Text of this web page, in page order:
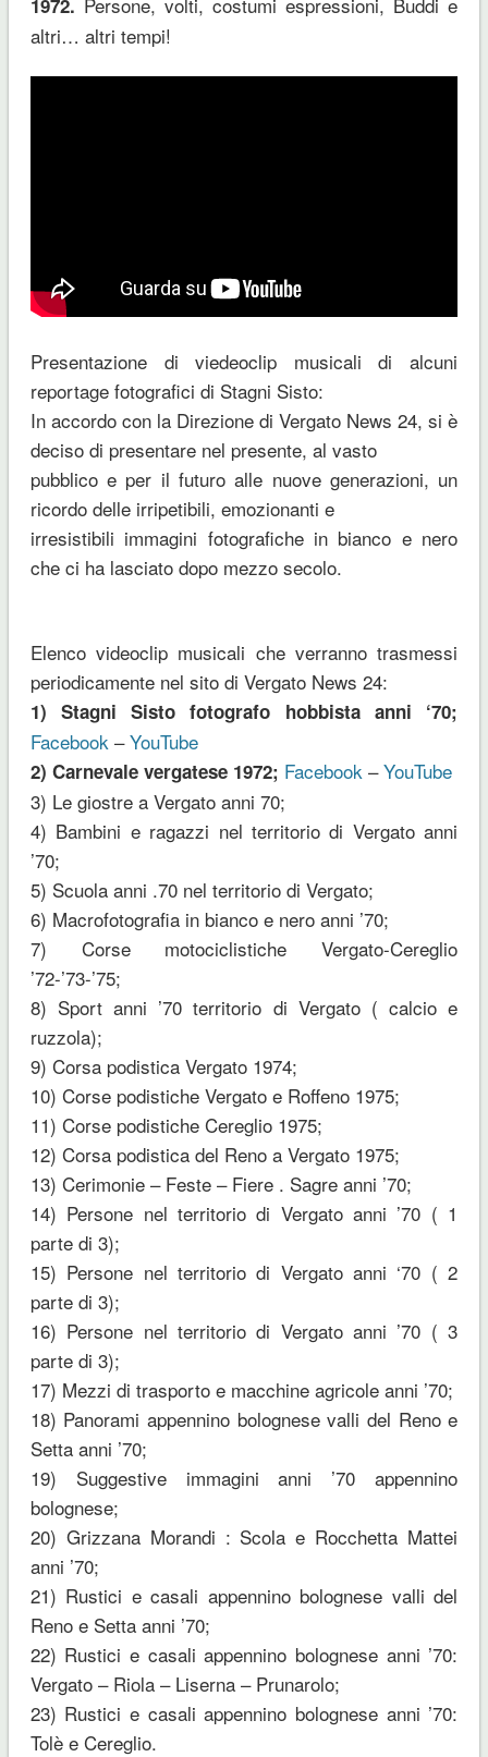
1972.
altri… altri tempi!
Presentazione di viedeoclip musicali di alcuni
reportage fotografici di Stagni Sisto:
In accordo con la Direzione di Vergato News 24, si è
deciso di presentare nel presente, al vasto
pubblico e per il futuro alle nuove generazioni, un
ricordo delle irripetibili, emozionanti e
irresistibili immagini fotografiche in bianco e nero
che ci ha lasciato dopo mezzo secolo.
Elenco videoclip musicali che verranno trasmessi
periodicamente nel sito di Vergato News 24:
1) Stagni Sisto fotografo hobbista anni ‘70;
Facebook –YouTube
2) Carnevale vergatese 1972; Facebook –YouTube
3) Le giostre a Vergato anni 70;
4) Bambini e ragazzi nel territorio di Vergato anni
’70;
5) Scuola anni .70 nel territorio di Vergato;
6) Macrofotografia in bianco e nero anni ’70;
7) Corse motociclistiche Vergato-Cereglio
’72-’73-’75;
8) Sport anni ’70 territorio di Vergato ( calcio e
ruzzola);
9) Corsa podistica Vergato 1974;
10) Corse podistiche Vergato e Roffeno 1975;
11) Corse podistiche Cereglio 1975;
12) Corsa podistica del Reno a Vergato 1975;
13) Cerimonie – Feste – Fiere . Sagre anni ’70;
14) Persone nel territorio di Vergato anni ’70 ( 1
parte di 3);
15) Persone nel territorio di Vergato anni ‘70 ( 2
parte di 3);
16) Persone nel territorio di Vergato anni ’70 ( 3
parte di 3);
17) Mezzi di trasporto e macchine agricole anni ’70;
18) Panorami appennino bolognese valli del Reno e
Setta anni ’70;
19) Suggestive immagini anni ’70 appennino
bolognese;
20) Grizzana Morandi : Scola e Rocchetta Mattei
anni ’70;
21) Rustici e casali appennino bolognese valli del
Reno e Setta anni ’70;
22) Rustici e casali appennino bolognese anni ’70:
Vergato – Riola – Liserna – Prunarolo;
23) Rustici e casali appennino bolognese anni ’70:
Tolè e Cereglio.